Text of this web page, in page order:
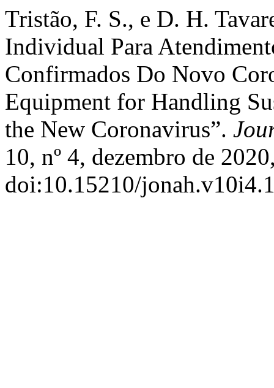
Tristão, F. S., e D. H.
Individual Para
Confirmados Do Novo
Equipment for Handling
the New Coronavirus”.
10, nº 4, dezembro de
doi:10.15210/